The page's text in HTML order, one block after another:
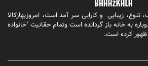
تنوع، زیبایی و کارایی سر آمد است، امروزبهازکالا
به خانه باز گردانده است وتمام حقانیت "خانواده
ظهور کرده است.